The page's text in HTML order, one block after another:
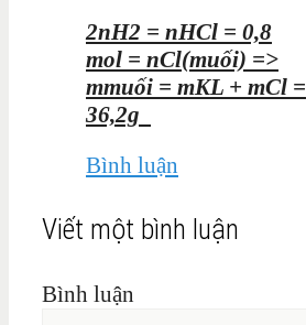
2nH2 = nHCl = 0,8
mol = nCl(muối) =>
mmuối = mKL + mCl =
36,2g
Bình luận
Viết một bình luận
Bình luận